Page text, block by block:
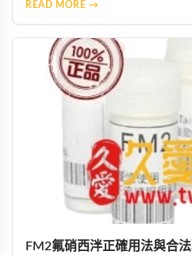
腦，減少電腦輻射對身體的傷害。
READ MORE →
FM2氟硝西泮正確用法與合